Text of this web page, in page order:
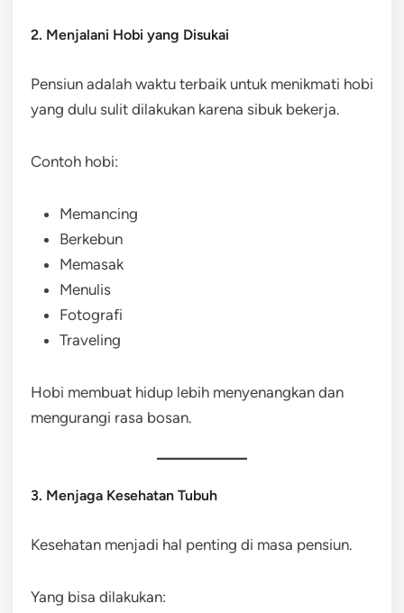
2. Menjalani Hobi yang Disukai
Pensiun adalah waktu terbaik untuk menikmati hobi
yang dulu sulit dilakukan karena sibuk bekerja.
Contoh hobi:
Memancing
Berkebun
Memasak
Menulis
Fotografi
Traveling
Hobi membuat hidup lebih menyenangkan dan
mengurangi rasa bosan.
3. Menjaga Kesehatan Tubuh
Kesehatan menjadi hal penting di masa pensiun.
Yang bisa dilakukan: